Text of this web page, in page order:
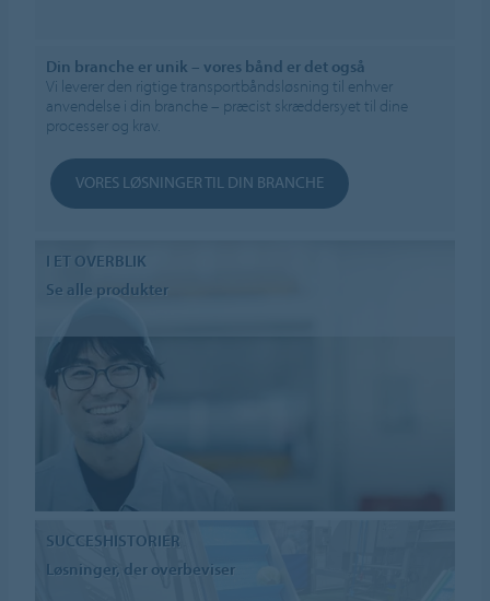
Din branche er unik – vores bånd er det også
Vi leverer den rigtige transportbåndsløsning til enhver
anvendelse i din branche – præcist skræddersyet til dine
processer og krav.
VORES LØSNINGER TIL DIN BRANCHE
I ET OVERBLIK
Se alle produkter
SUCCESHISTORIER
Løsninger, der overbeviser